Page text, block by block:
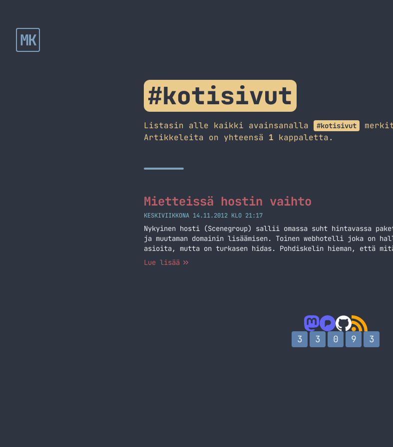
MK
#kotisivut
Listasin alle kaikki avainsanalla #kotisivut
Artikkeleita on yhteensä 1 kappaletta.
Mietteissä hostin vaihto
KESKIVIIKKONA 14.11.2012 KLO 21:17
Nykyinen hosti (Scenegroup) sallii omassa suht hintavassa
ja muutaman domainin lisäämisen. Toinen webhotelli joka on
asioita, mutta on turkasen hidas. Pohdiskelin hieman, että
hankkiminen olisi ehkä pieni yliampuminen sillä en ehkä
Lue lisää
3 3 0 9 3